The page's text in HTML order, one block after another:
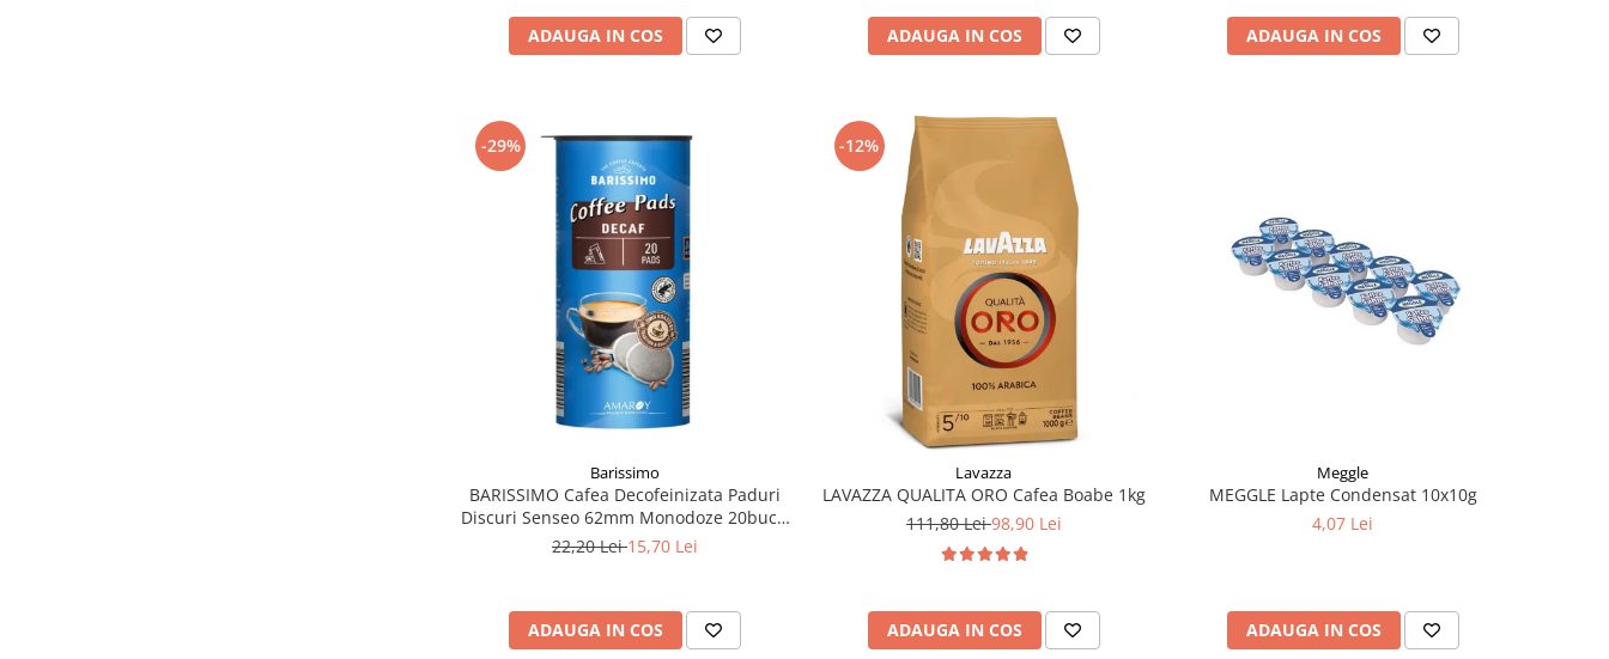
ADAUGA IN COS ADAUGA IN COS ADAUGA IN COS
-29%
Barissimo
BARISSIMO Cafea Decofeinizata Paduri
Discuri Senseo 62mm Monodoze 20buc -
140g
22,20 Lei15,70 Lei
ADAUGA IN COS
-12%
Lavazza
LAVAZZA QUALITA ORO Cafea Boabe 1kg
111,80 Lei98,90 Lei
ADAUGA IN COS
Meggle
MEGGLE Lapte Condensat 10x10g
4,07 Lei
ADAUGA IN COS